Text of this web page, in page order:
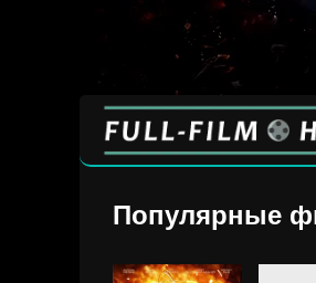
Популярные